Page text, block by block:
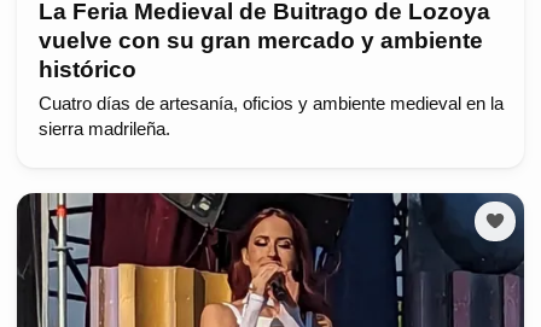
La Feria Medieval de Buitrago de Lozoya
vuelve con su gran mercado y ambiente
histórico
Cuatro días de artesanía, oficios y ambiente medieval en la
sierra madrileña.